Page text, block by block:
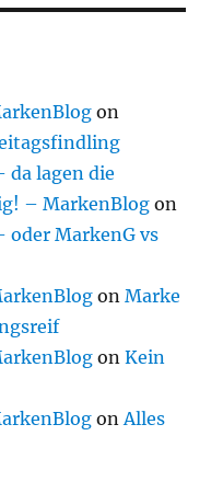
on
da lagen die
– MarkenBlog on
oder MarkenG vs
onMarke
onKein
onAlles